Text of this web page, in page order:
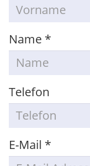
Name *
Telefon
E-Mail *